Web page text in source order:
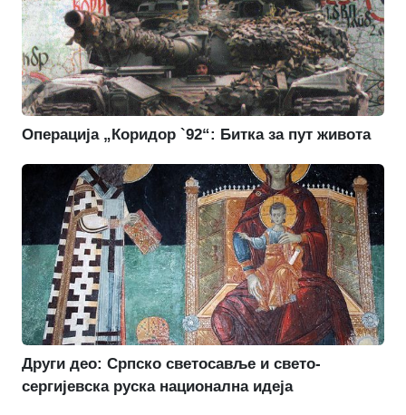
Операција „Коридор `92“: Битка за пут живота
Други део: Српско светосавље и свето-
сергијевска руска национална идеја